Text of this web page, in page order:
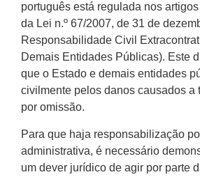
português está regulada nos
da Lei n.º 67/2007, de 31 de
Responsabilidade Civil
Demais Entidades Públicas). Este
que o Estado e demais entidades
civilmente pelos danos causados a
por omissão.
Para que haja responsabilização
administrativa, é necessário
um dever jurídico de agir por parte